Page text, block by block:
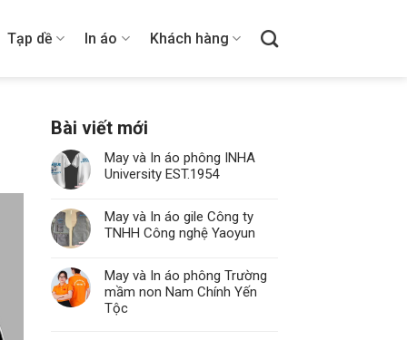
Tạp dề In áo Khách hàng
Bài viết mới
May và In áo phông INHA
University EST.1954
May và In áo gile Công ty
TNHH Công nghệ Yaoyun
May và In áo phông Trường
mầm non Nam Chính Yến
Tộc